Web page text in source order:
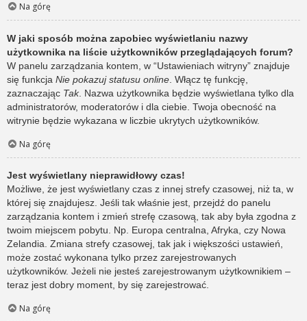
Na górę
W jaki sposób można zapobiec wyświetlaniu nazwy
użytkownika na liście użytkowników przeglądających forum?
W panelu zarządzania kontem, w “Ustawieniach witryny” znajduje
się funkcja Nie pokazuj statusu online . Włącz tę funkcję,
zaznaczając Tak. Nazwa użytkownika będzie wyświetlana tylko dla
administratorów, moderatorów i dla ciebie. Twoja obecność na
witrynie będzie wykazana w liczbie ukrytych użytkowników.
Na górę
Jest wyświetlany nieprawidłowy czas!
Możliwe, że jest wyświetlany czas z innej strefy czasowej, niż ta, w
której się znajdujesz. Jeśli tak właśnie jest, przejdź do panelu
zarządzania kontem i zmień strefę czasową, tak aby była zgodna z
twoim miejscem pobytu. Np. Europa centralna, Afryka, czy Nowa
Zelandia. Zmiana strefy czasowej, tak jak i większości ustawień,
może zostać wykonana tylko przez zarejestrowanych
użytkowników. Jeżeli nie jesteś zarejestrowanym użytkownikiem –
teraz jest dobry moment, by się zarejestrować.
Na górę